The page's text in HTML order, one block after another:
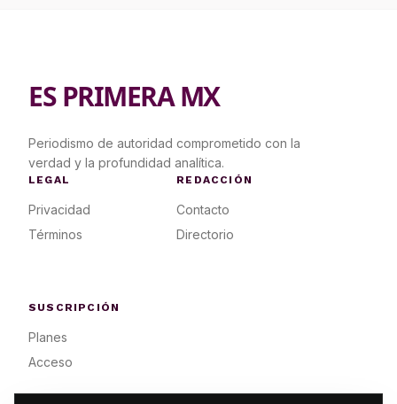
ES PRIMERA MX
Periodismo de autoridad comprometido con la
verdad y la profundidad analítica.
LEGAL
Privacidad
Términos
REDACCIÓN
Contacto
Directorio
SUSCRIPCIÓN
Planes
Acceso